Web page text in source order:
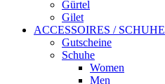
Gürtel
Gilet
ACCESSOIRES / SCHUHE
Gutscheine
Schuhe
Women
Men